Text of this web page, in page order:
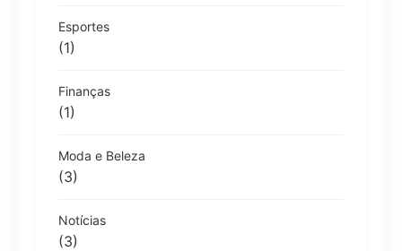
Esportes
(1)
Finanças
(1)
Moda e Beleza
(3)
Notícias
(3)